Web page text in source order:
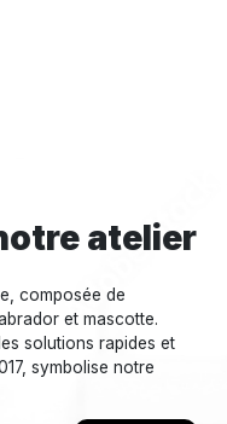
atelier
composée de
et mascotte.
solutions rapides et
symbolise notre